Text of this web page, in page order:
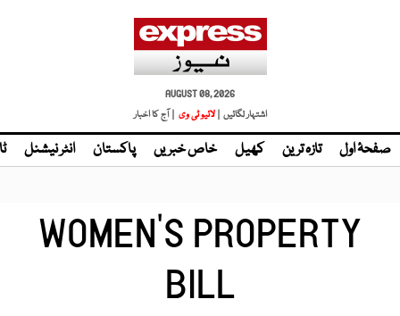
AUGUST 08, 2026
اشتہار لگائیں | لائیو ٹی وی | آج کا اخبار
صفحۂ اول تازہ ترین کھیل خاص خبریں پاکستان انٹر نیشنل
WOMEN'S PROPERTY
BILL